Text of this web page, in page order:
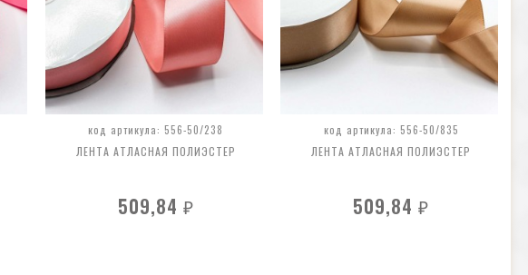
код артикула: 556-50/238
ЛЕНТА АТЛАСНАЯ ПОЛИЭСТЕР
509,84 ₽
код артикула: 556-50/835
ЛЕНТА АТЛАСНАЯ ПОЛИЭСТЕР
509,84₽